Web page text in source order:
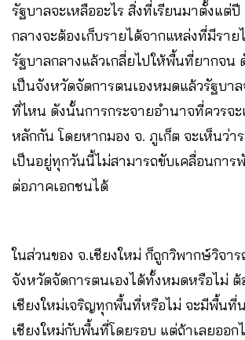
รัฐบาลจะเหลืออะไร สิ่งที่เรียนมาตั้งแต่
กลางจะต้องเก็บรายได้จากแหล่งที่มีราย
รัฐบาลกลางแล้วเกลี่ยไปให้พื้นที่ยากจน
เป็นจังหวัดจัดการตนเองหมดแล้วรัฐบาล
ที่ไหน ดังนั้นการกระจายอำนาจที่ควรจะ
หลักกัน โดยหากมอง จ. ภูเก็ต จะเห็นว่า
เป็นอยู่ทุกวันนี้ไม่สามารถขับเคลื่อนกา
ต่อภาคเอกชนได้
ในส่วนของ จ.เชียงใหม่ ก็ถูกวิพากษ์วิจา
จังหวัดจัดการตนเองได้ทั้งหมดหรือไม่ ต้
เชียงใหม่เจริญทุกพื้นที่หรือไม่ จะมีพื้นที่
เชียงใหม่กับพื้นที่โดยรอบ แต่ถ้าเลยออ